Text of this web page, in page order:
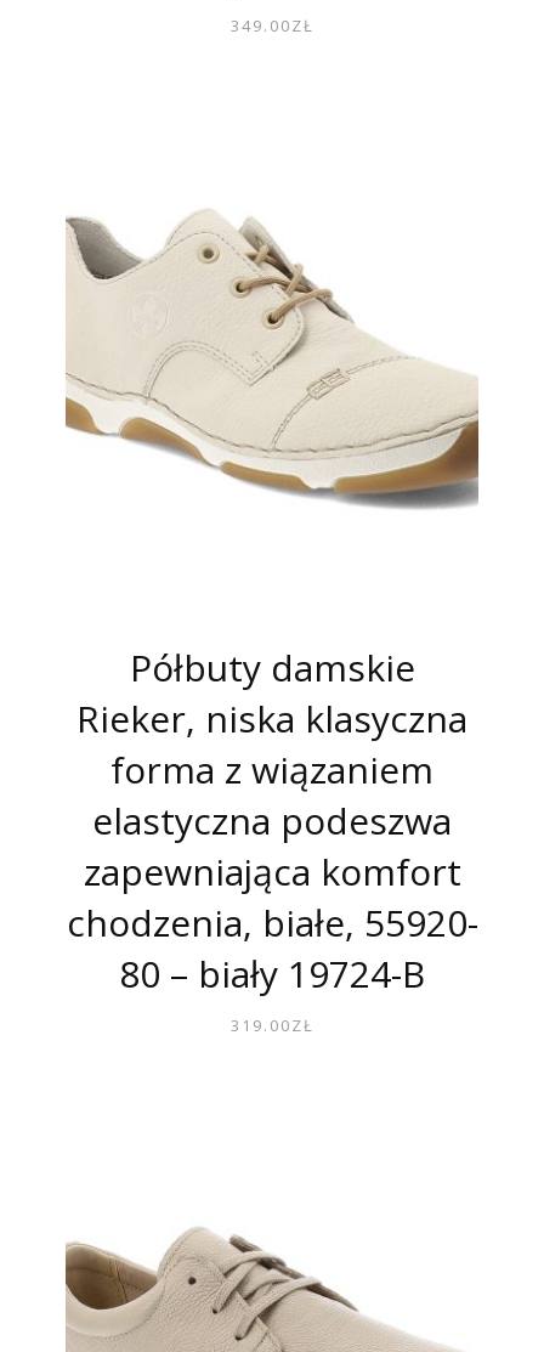
349.00ZŁ
Półbuty damskie
Rieker, niska klasyczna
forma z wiązaniem
elastyczna podeszwa
zapewniająca komfort
chodzenia, białe, 55920-
80 – biały 19724-B
319.00ZŁ